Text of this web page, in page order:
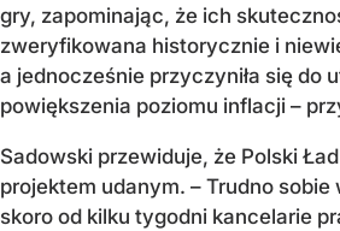
gry, zapominając, że ich
zweryfikowana historycznie i
a jednocześnie przyczyniła się do
powiększenia poziomu inflacji –
Sadowski przewiduje, że Polski
projektem udanym. – Trudno
skoro od kilku tygodni kancelarie